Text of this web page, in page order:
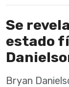
Se
estado
Bryan